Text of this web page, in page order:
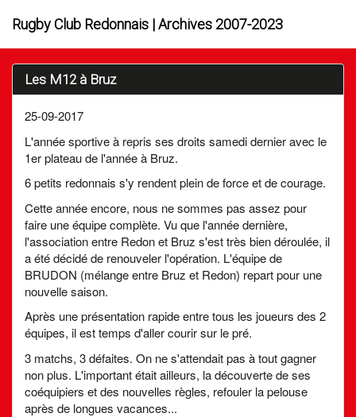
Rugby Club Redonnais | Archives 2007-2023
Les M12 à Bruz
25-09-2017
L'année sportive à repris ses droits samedi dernier avec le
1er plateau de l'année à Bruz.
6 petits redonnais s'y rendent plein de force et de courage.
Cette année encore, nous ne sommes pas assez pour
faire une équipe complète. Vu que l'année dernière,
l'association entre Redon et Bruz s'est très bien déroulée, il
a été décidé de renouveler l'opération. L'équipe de
BRUDON (mélange entre Bruz et Redon) repart pour une
nouvelle saison.
Après une présentation rapide entre tous les joueurs des 2
équipes, il est temps d'aller courir sur le pré.
3 matchs, 3 défaites. On ne s'attendait pas à tout gagner
non plus. L'important était ailleurs, la découverte de ses
coéquipiers et des nouvelles règles, refouler la pelouse
après de longues vacances...